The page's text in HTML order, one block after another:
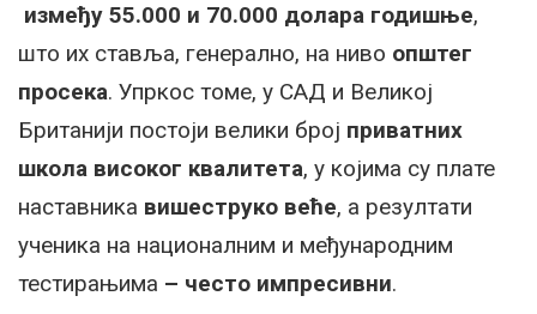
између 55.000 и 70.000 долара годишње,
што их ставља, генерално, на ниво општег
просека. Упркос томе, у САД и Великој
Британији постоји велики број приватних
школа високог квалитета, у којима су плате
наставника вишеструко веће, а резултати
ученика на националним и међународним
тестирањима – често импресивни.